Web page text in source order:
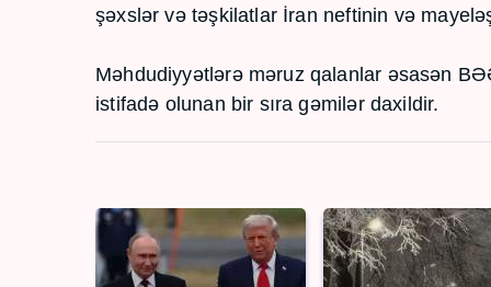
şəxslər və təşkilatlar İran neftinin və
Məhdudiyyətlərə məruz qalanlar əsasən
istifadə olunan bir sıra gəmilər daxildir.